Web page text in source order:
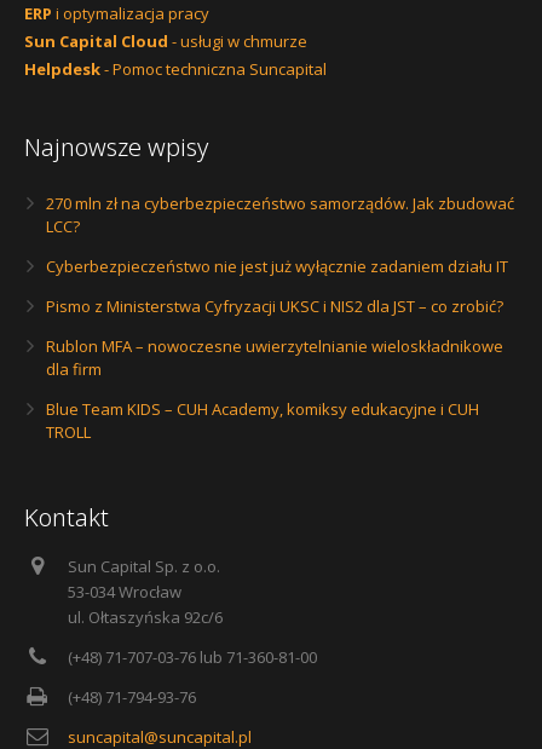
ERP i optymalizacja pracy
Sun Capital Cloud - usługi w chmurze
Helpdesk- Pomoc techniczna Suncapital
Najnowsze wpisy
270 mln zł na cyberbezpieczeństwo samorządów. Jak zbudować
LCC?
Cyberbezpieczeństwo nie jest już wyłącznie zadaniem działu IT
Pismo z Ministerstwa Cyfryzacji UKSC i NIS2 dla JST – co zrobić?
Rublon MFA – nowoczesne uwierzytelnianie wieloskładnikowe
dla firm
Blue Team KIDS – CUH Academy, komiksy edukacyjne i CUH
TROLL
Kontakt
Sun Capital Sp. z o.o.
53-034 Wrocław
ul. Ołtaszyńska 92c/6
(+48) 71-707-03-76 lub 71-360-81-00
(+48) 71-794-93-76
suncapital@suncapital.pl